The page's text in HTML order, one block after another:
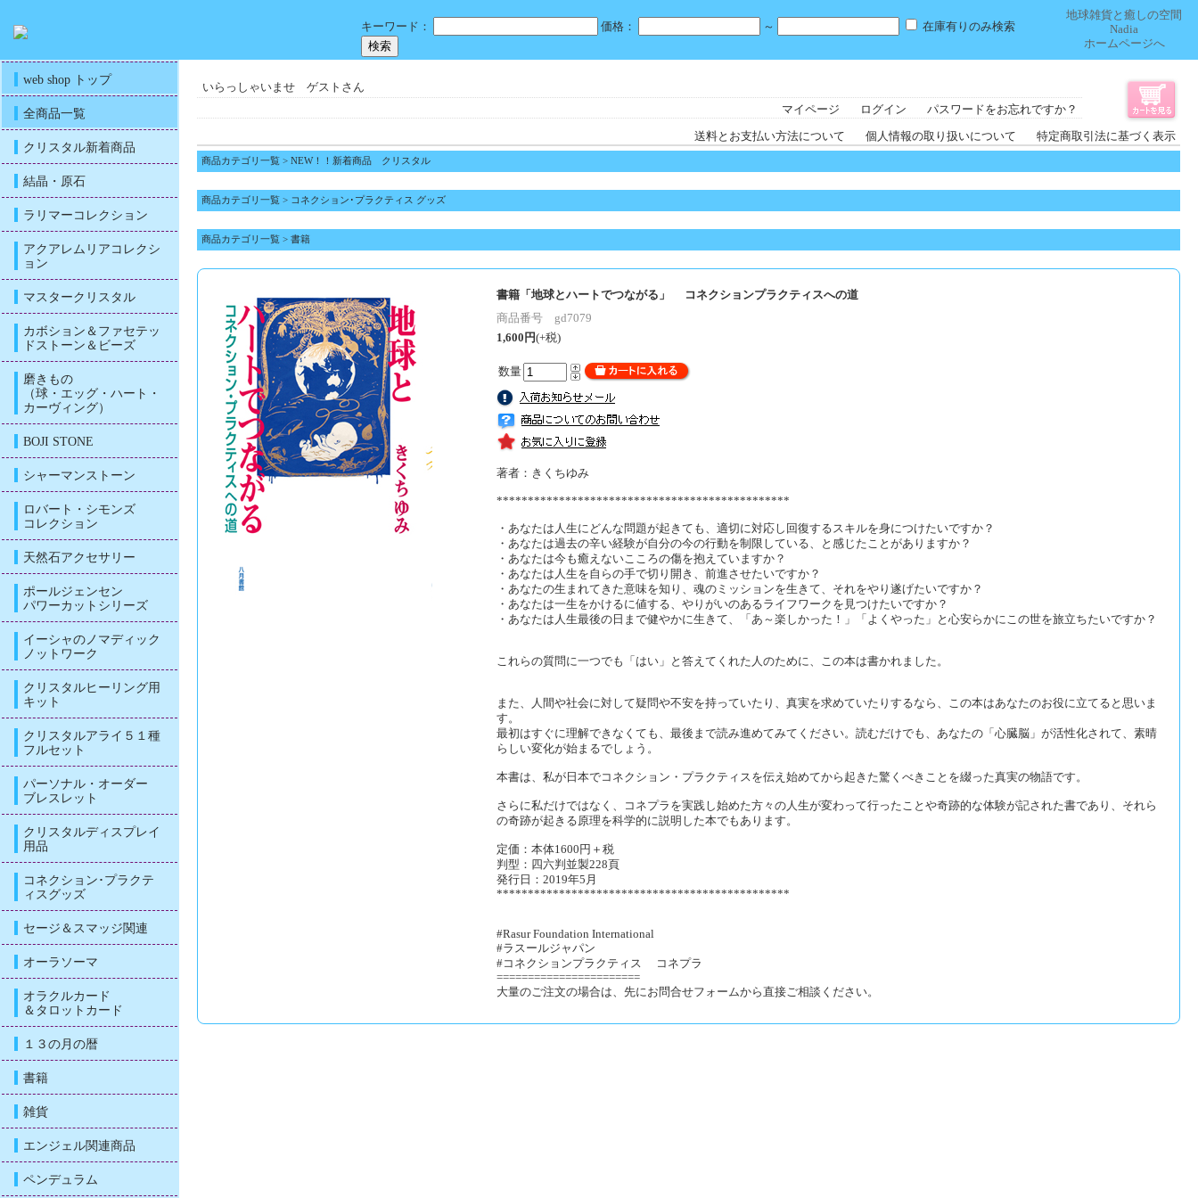
キーワード： 価格： ～ 在庫有りのみ検索
地球雑貨と癒しの空間
Nadia
ホームページへ
web shop トップ
全商品一覧
クリスタル新着商品
結晶・原石
ラリマーコレクション
アクアレムリアコレクシ
ョン
マスタークリスタル
カボション＆ファセテッ
ドストーン＆ビーズ
磨きもの
（球・エッグ・ハート・
カーヴィング）
BOJI STONE
シャーマンストーン
ロバート・シモンズ
コレクション
天然石アクセサリー
ポールジェンセン
パワーカットシリーズ
イーシャのノマディック
ノットワーク
クリスタルヒーリング用
キット
クリスタルアライ５１種
フルセット
パーソナル・オーダー
ブレスレット
クリスタルディスプレイ
用品
コネクション･プラクテ
ィスグッズ
セージ＆スマッジ関連
オーラソーマ
オラクルカード
＆タロットカード
１３の月の暦
書籍
雑貨
エンジェル関連商品
ペンデュラム
いらっしゃいませ ゲストさん
マイページ
ログイン パスワードをお忘れですか？
送料とお支払い方法について 個人情報の取り扱いについて 特定商取引法に基づく表示
商品カテゴリ一覧 > NEW！！新着商品 クリスタル
商品カテゴリ一覧 > コネクション･プラクティス グッズ
商品カテゴリ一覧 > 書籍
書籍「地球とハートでつながる」 コネクションプラクティスへの道
商品番号 gd7079
1,600円(+税)
数量
著者：きくちゆみ
***********************************************
・あなたは人生にどんな問題が起きても、適切に対応し回復するスキルを身につけたいですか？
・あなたは過去の辛い経験が自分の今の行動を制限している、と感じたことがありますか？
・あなたは今も癒えないこころの傷を抱えていますか？
・あなたは人生を自らの手で切り開き、前進させたいですか？
・あなたの生まれてきた意味を知り、魂のミッションを生きて、それをやり遂げたいですか？
・あなたは一生をかけるに値する、やりがいのあるライフワークを見つけたいですか？
・あなたは人生最後の日まで健やかに生きて、「あ～楽しかった！」「よくやった」と心安らかにこの世を旅立ちたいですか？
これらの質問に一つでも「はい」と答えてくれた人のために、この本は書かれました。
また、人間や社会に対して疑問や不安を持っていたり、真実を求めていたりするなら、この本はあなたのお役に立てると思いま
す。
最初はすぐに理解できなくても、最後まで読み進めてみてください。読むだけでも、あなたの「心臓脳」が活性化されて、素晴
らしい変化が始まるでしょう。
本書は、私が日本でコネクション・プラクティスを伝え始めてから起きた驚くべきことを綴った真実の物語です。
さらに私だけではなく、コネプラを実践し始めた方々の人生が変わって行ったことや奇跡的な体験が記された書であり、それら
の奇跡が起きる原理を科学的に説明した本でもあります。
定価：本体1600円＋税
判型：四六判並製228頁
発行日：2019年5月
***********************************************
#Rasur Foundation International
#ラスールジャパン
#コネクションプラクティス コネプラ
=======================
大量のご注文の場合は、先にお問合せフォームから直接ご相談ください。